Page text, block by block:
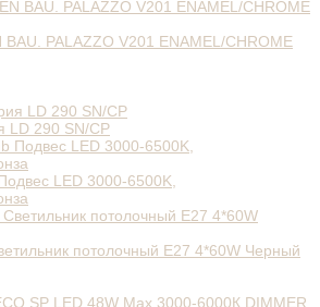
BAU. PALAZZO V201 ENAMEL/CHROME
LD 290 SN/CP
LED 3000-6500K,
потолочный E27 4*60W Черный